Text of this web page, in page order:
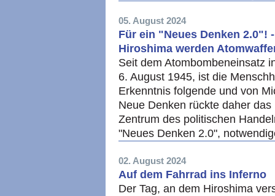
05. August 2024
Für ein "Neues Denken 2.0"!
Hiroshima werden
Seit dem Atombombeneinsatz
6. August 1945, ist die
Erkenntnis folgende und von
Neue Denken rückte daher
Zentrum des politischen
"Neues Denken 2.0",
02. August 2024
Auf dem Fahrrad ins Inferno
Der Tag, an dem Hiroshima